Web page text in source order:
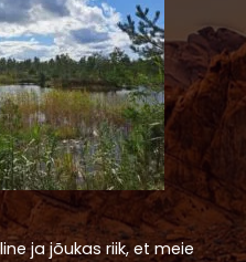
ja jõukas riik, et meie